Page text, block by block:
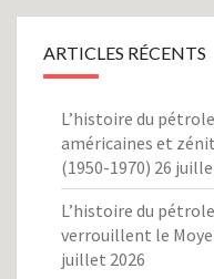
ARTICLES RÉCENTS
L’histoire du
américaines et
(1950-1970) 26
L’histoire du
verrouillent le
juillet 2026